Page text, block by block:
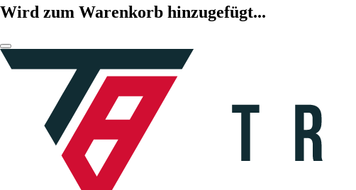
Wird zum Warenkorb hinzugefügt...